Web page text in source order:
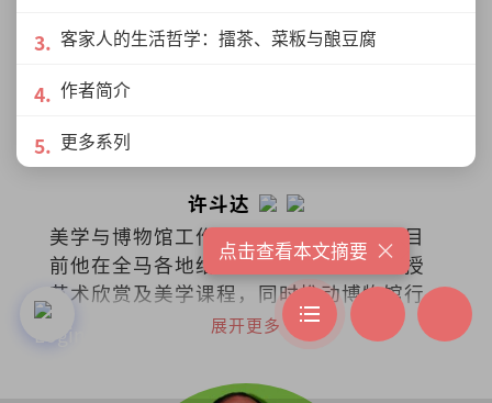
许斗达
美学与博物馆工作者、迂野阁创办人。目
前他在全马各地给上班族、退休人士讲授
艺术欣赏及美学课程，同时推动博物馆行
政与文化策略的概念。
展开更多
客家人的生活哲学：擂茶、菜粄与酿豆腐
作者简介
更多系列
点击查看本文摘要 ×